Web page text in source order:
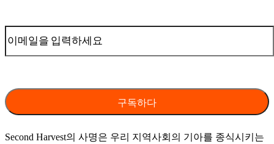
Second Harvest의 사명은 우리 지역사회의 기아를 종식시키는